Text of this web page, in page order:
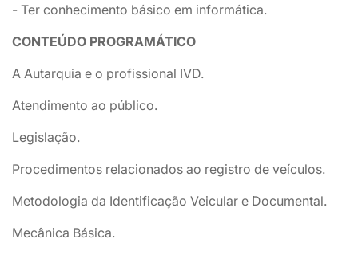
- Ter conhecimento básico em informática.
CONTEÚDO PROGRAMÁTICO
A Autarquia e o profissional IVD.
Atendimento ao público.
Legislação.
Procedimentos relacionados ao registro de veículos.
Metodologia da Identificação Veicular e Documental.
Mecânica Básica.